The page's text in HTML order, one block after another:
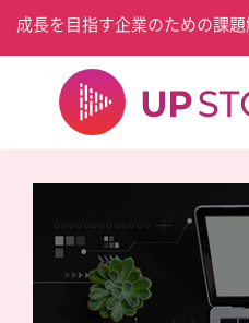
成長を目指す企業のための課